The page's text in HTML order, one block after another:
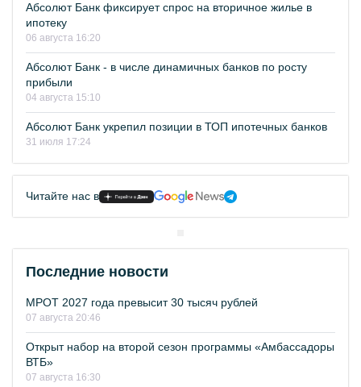
Абсолют Банк фиксирует спрос на вторичное жилье в
ипотеку
06 августа 16:20
Абсолют Банк - в числе динамичных банков по росту
прибыли
04 августа 15:10
Абсолют Банк укрепил позиции в ТОП ипотечных банков
31 июля 17:24
Читайте нас в
Последние новости
МРОТ 2027 года превысит 30 тысяч рублей
07 августа 20:46
Открыт набор на второй сезон программы «Амбассадоры
ВТБ»
07 августа 16:30